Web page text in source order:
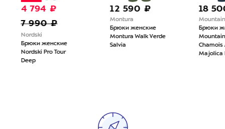
4 794 ₽
7 990 ₽
Nordski
Брюки женские
Nordski Pro Tour
Deep
12 590 ₽
Montura
Брюки женские
Montura Walk Verde
Salvia
18
Брюки
Chamois
Majolica